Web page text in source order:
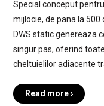
Special conceput
mijlocie, de pana la
DWS static genereaza
singur pas, oferind
cheltuielilor adiacente
Read more ›